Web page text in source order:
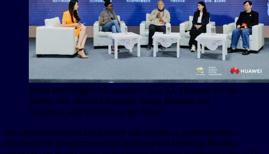
From left to right: Moderator: Chen Xi, Director of The
Valley 101, Nnedi Okorafor, Wang Jinkang, Hu
Xiaoman, and Yu Kun, at the Salon
Во время конкурса по точной настройке и применению
технологий искусственного интеллекта Wukong-Huahua